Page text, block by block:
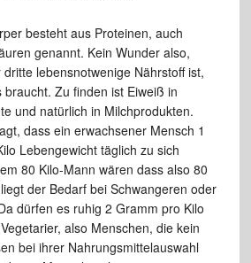
besteht aus Proteinen, auch
genannt. Kein Wunder also,
lebensnotwenige Nährstoff ist,
Zu finden ist Eiweiß in
und natürlich in Milchprodukten.
dass ein erwachsener Mensch 1
Lebengewicht täglich zu sich
80 Kilo-Mann wären dass also 80
der Bedarf bei Schwangeren oder
dürfen es ruhig 2 Gramm pro Kilo
also Menschen, die kein
bei ihrer Nahrungsmittelauswahl